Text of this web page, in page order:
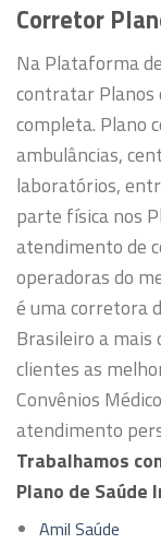
Corretor
Na Plataforma
contratar Planos
completa. Plano
ambulâncias,
laboratórios,
parte física nos
atendimento de
operadoras do
é uma corretora
Brasileiro a mais
clientes as
Convênios
atendimento
Trabalhamos
Plano de Saúde
Amil Saúde